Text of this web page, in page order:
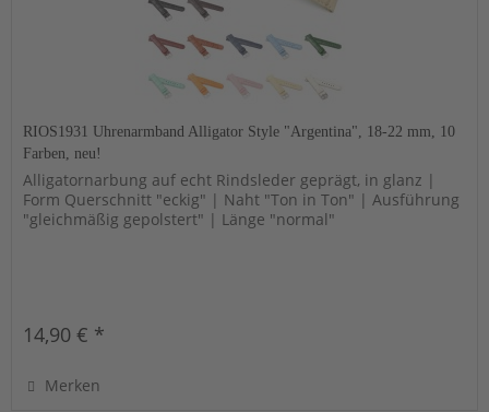
RIOS1931 Uhrenarmband Alligator Style "Argentina", 18-22 mm, 10
Farben, neu!
Alligatornarbung auf echt Rindsleder geprägt, in glanz |
Form Querschnitt "eckig" | Naht "Ton in Ton" | Ausführung
"gleichmäßig gepolstert" | Länge "normal"
14,90 € *
Merken